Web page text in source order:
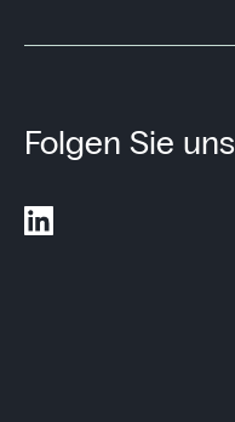
Folgen Sie uns